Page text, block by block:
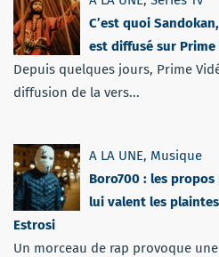
C’est quoi
est diffusé sur Prime
Depuis quelques jours, Prime
diffusion de la vers...
A LA UNE, Musique
Boro700 : les
lui valent les
Estrosi
Un morceau de rap provoque